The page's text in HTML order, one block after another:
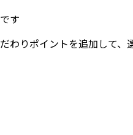
す
わりポイントを追加して、